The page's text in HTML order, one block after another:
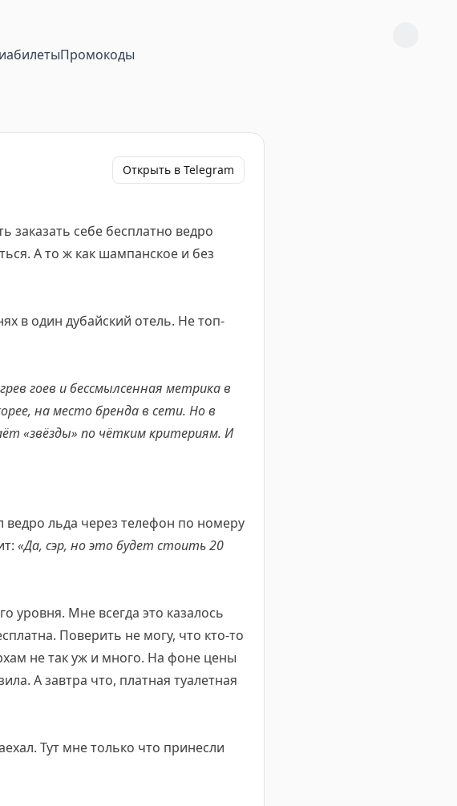
Промокоды
Открыть в Telegram
заказать себе бесплатно ведро
А то ж как шампанское и без
в один дубайский отель. Не топ-
гоев и бессмылсенная метрика в
на место бренда в сети. Но в
«звёзды» по чётким критериям. И
ведро льда через телефон по номеру
«Да, сэр, но это будет стоить 20
уровня. Мне всегда это казалось
Поверить не могу, что кто-то
не так уж и много. На фоне цены
А завтра что, платная туалетная
Тут мне только что принесли